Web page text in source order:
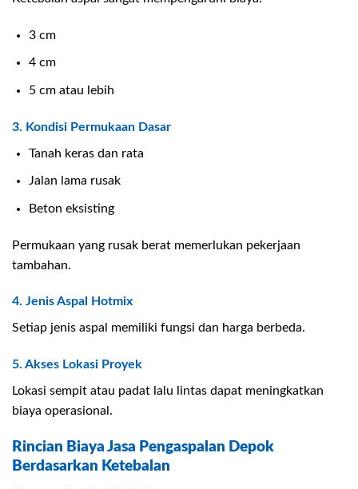
3 cm
4 cm
5 cm atau lebih
3. Kondisi Permukaan Dasar
Tanah keras dan rata
Jalan lama rusak
Beton eksisting
Permukaan yang rusak berat memerlukan pekerjaan
tambahan.
4. Jenis Aspal Hotmix
Setiap jenis aspal memiliki fungsi dan harga berbeda.
5. Akses Lokasi Proyek
Lokasi sempit atau padat lalu lintas dapat meningkatkan
biaya operasional.
Rincian Biaya Jasa Pengaspalan Depok
Berdasarkan Ketebalan